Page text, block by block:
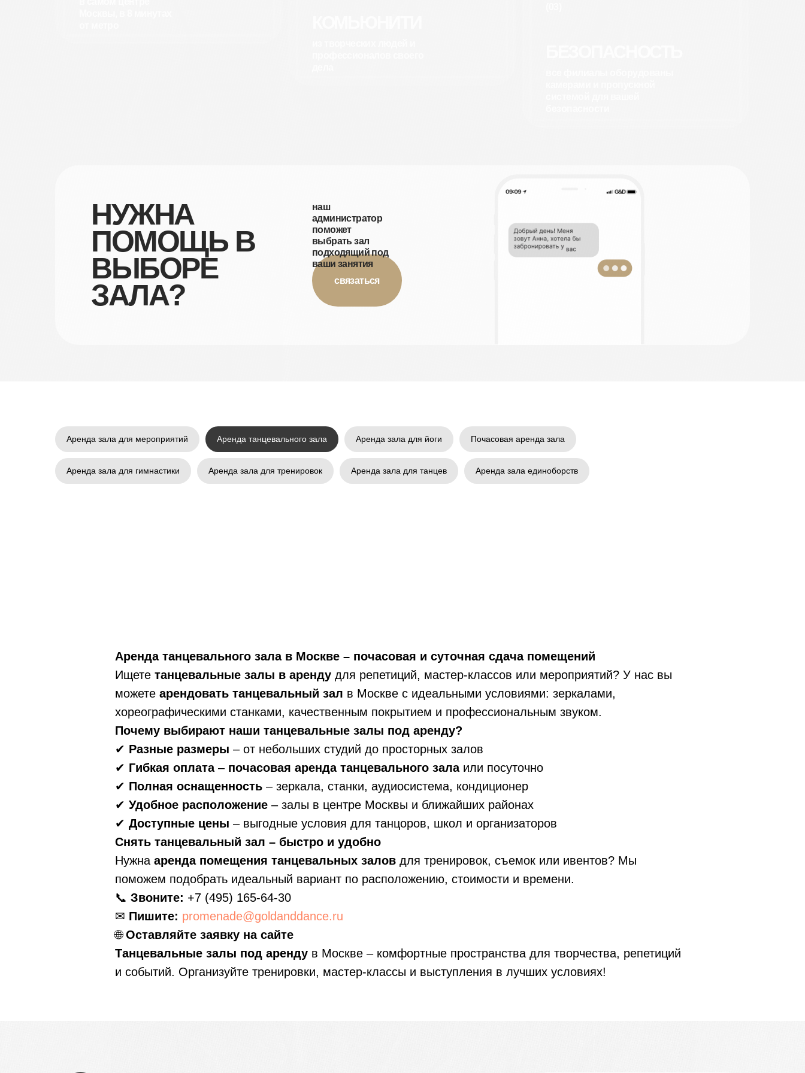
связаться
наш
администратор
поможет
выбрать зал
подходящий под
ваши занятия
НУЖНА
ПОМОЩЬ В
ВЫБОРЕ
ЗАЛА?
Аренда зала для мероприятий Аренда танцевального зала Аренда зала для йоги Почасовая аренда зала
Аренда зала для гимнастики Аренда зала для тренировок Аренда зала для танцев Аренда зала единоборств
Аренда танцевального зала в Москве – почасовая и суточная сдача помещений
Ищете танцевальные залы в аренду для репетиций, мастер-классов или мероприятий? У нас вы
можете арендовать танцевальный зал в Москве с идеальными условиями: зеркалами,
хореографическими станками, качественным покрытием и профессиональным звуком.
Почему выбирают наши танцевальные залы под аренду?
✔ Разные размеры – от небольших студий до просторных залов
✔ Гибкая оплата– почасовая аренда танцевального залаили посуточно
✔ Полная оснащенность – зеркала, станки, аудиосистема, кондиционер
✔ Удобное расположение – залы в центре Москвы и ближайших районах
✔ Доступные цены – выгодные условия для танцоров, школ и организаторов
Снять танцевальный зал – быстро и удобно
Нужна аренда помещения танцевальных залов для тренировок, съемок или ивентов? Мы
поможем подобрать идеальный вариант по расположению, стоимости и времени.
📞 Звоните: +7 (495) 165-64-30
✉ Пишите: promenade@goldanddance.ru
🌐Оставляйте заявку на сайте
Танцевальные залы под аренду в Москве – комфортные пространства для творчества, репетиций
и событий. Организуйте тренировки, мастер-классы и выступления в лучших условиях!